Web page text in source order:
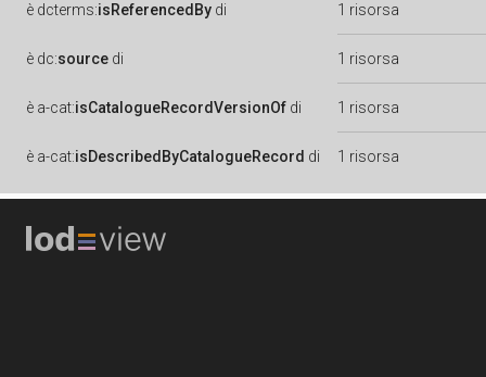
è dcterms:isReferencedBy di 1 risorsa
è dc:source di 1 risorsa
è a-cat:isCatalogueRecordVersionOf di 1 risorsa
è a-cat:isDescribedByCatalogueRecord di 1 risorsa